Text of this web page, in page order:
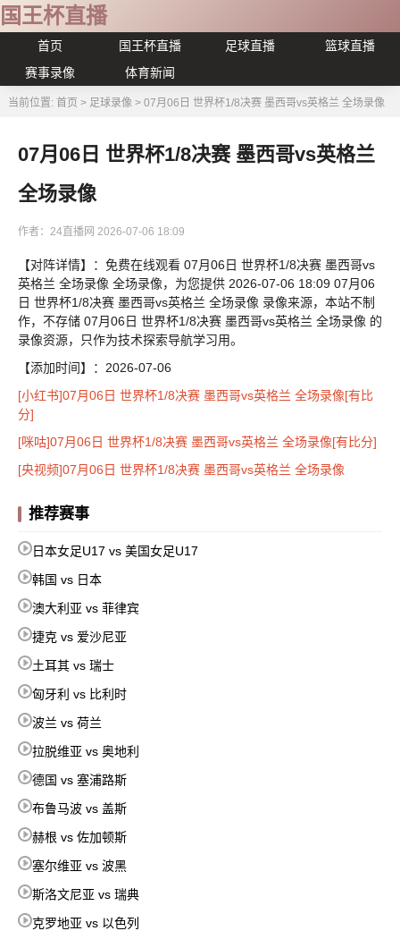
国王杯直播
首页 国王杯直播 足球直播
篮球直播
赛事录像
体育新闻
当前位置: 首页 > 足球录像> 07月06日 世界杯1/8决赛 墨西哥vs英格兰 全场录像
07月06日 世界杯1/8决赛 墨西哥vs英格兰
全场录像
作者：24直播网 2026-07-06 18:09
【对阵详情】：免费在线观看 07月06日 世界杯1/8决赛 墨西哥vs
英格兰 全场录像 全场录像，为您提供 2026-07-06 18:09 07月06
日 世界杯1/8决赛 墨西哥vs英格兰 全场录像 录像来源，本站不制
作，不存储 07月06日 世界杯1/8决赛 墨西哥vs英格兰 全场录像 的
录像资源，只作为技术探索导航学习用。
【添加时间】：2026-07-06
[小红书]07月06日 世界杯1/8决赛 墨西哥vs英格兰 全场录像[有比
分]
[咪咕]07月06日 世界杯1/8决赛 墨西哥vs英格兰 全场录像[有比分]
[央视频]07月06日 世界杯1/8决赛 墨西哥vs英格兰 全场录像
推荐赛事
日本女足U17 vs 美国女足U17
韩国 vs 日本
澳大利亚 vs 菲律宾
捷克 vs 爱沙尼亚
土耳其 vs 瑞士
匈牙利 vs 比利时
波兰 vs 荷兰
拉脱维亚 vs 奥地利
德国 vs 塞浦路斯
布鲁马波 vs 盖斯
赫根 vs 佐加顿斯
塞尔维亚 vs 波黑
斯洛文尼亚 vs 瑞典
克罗地亚 vs 以色列